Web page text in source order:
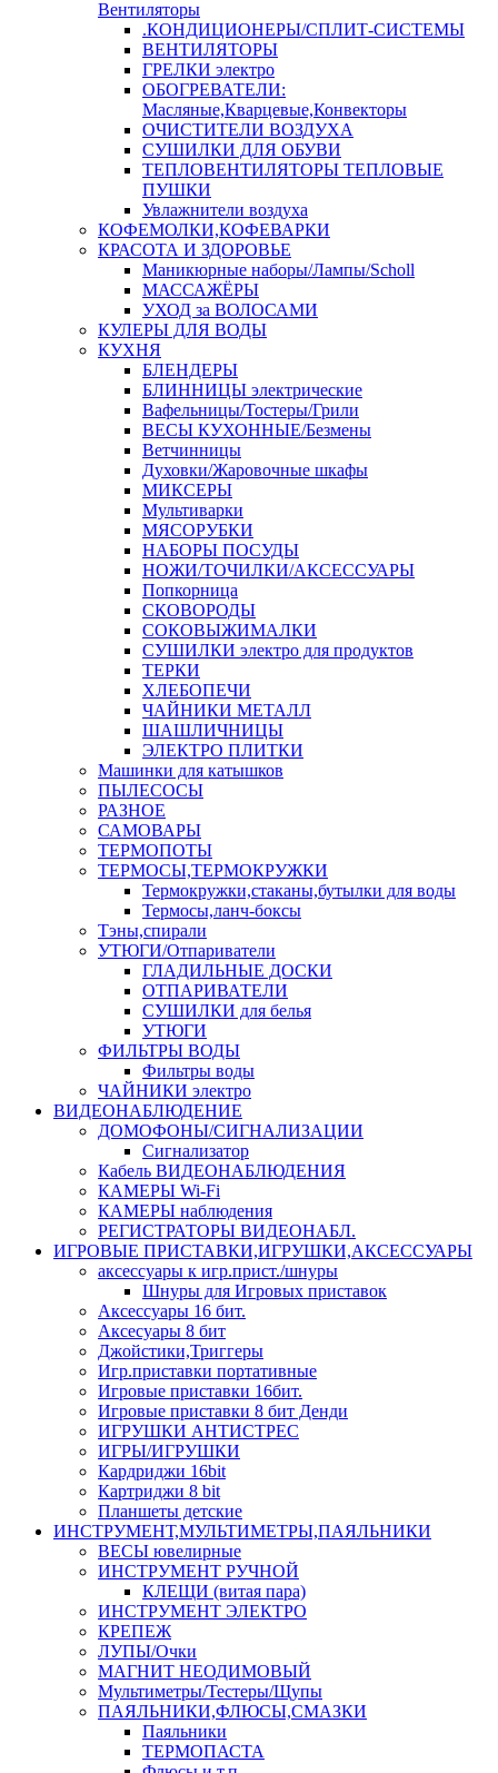
Вентиляторы
.КОНДИЦИОНЕРЫ/СПЛИТ-СИСТЕМЫ
ВЕНТИЛЯТОРЫ
ГРЕЛКИ электро
ОБОГРЕВАТЕЛИ:
Масляные,Кварцевые,Конвекторы
ОЧИСТИТЕЛИ ВОЗДУХА
СУШИЛКИ ДЛЯ ОБУВИ
ТЕПЛОВЕНТИЛЯТОРЫ ТЕПЛОВЫЕ
ПУШКИ
Увлажнители воздуха
КОФЕМОЛКИ,КОФЕВАРКИ
КРАСОТА И ЗДОРОВЬЕ
Маникюрные наборы/Лампы/Scholl
МАССАЖЁРЫ
УХОД за ВОЛОСАМИ
КУЛЕРЫ ДЛЯ ВОДЫ
КУХНЯ
БЛЕНДЕРЫ
БЛИННИЦЫ электрические
Вафельницы/Тостеры/Грили
ВЕСЫ КУХОННЫЕ/Безмены
Ветчинницы
Духовки/Жаровочные шкафы
МИКСЕРЫ
Мультиварки
МЯСОРУБКИ
НАБОРЫ ПОСУДЫ
НОЖИ/ТОЧИЛКИ/АКСЕССУАРЫ
Попкорница
СКОВОРОДЫ
СОКОВЫЖИМАЛКИ
СУШИЛКИ электро для продуктов
ТЕРКИ
ХЛЕБОПЕЧИ
ЧАЙНИКИ МЕТАЛЛ
ШАШЛИЧНИЦЫ
ЭЛЕКТРО ПЛИТКИ
Машинки для катышков
ПЫЛЕСОСЫ
РАЗНОЕ
САМОВАРЫ
ТЕРМОПОТЫ
ТЕРМОСЫ,ТЕРМОКРУЖКИ
Термокружки,стаканы,бутылки для воды
Термосы,ланч-боксы
Тэны,спирали
УТЮГИ/Отпариватели
ГЛАДИЛЬНЫЕ ДОСКИ
ОТПАРИВАТЕЛИ
СУШИЛКИ для белья
УТЮГИ
ФИЛЬТРЫ ВОДЫ
Фильтры воды
ЧАЙНИКИ электро
ВИДЕОНАБЛЮДЕНИЕ
ДОМОФОНЫ/СИГНАЛИЗАЦИИ
Сигнализатор
Кабель ВИДЕОНАБЛЮДЕНИЯ
КАМЕРЫ Wi-Fi
КАМЕРЫ наблюдения
РЕГИСТРАТОРЫ ВИДЕОНАБЛ.
ИГРОВЫЕ ПРИСТАВКИ,ИГРУШКИ,АКСЕССУАРЫ
аксесcуары к игр.прист./шнуры
Шнуры для Игровых приставок
Аксессуары 16 бит.
Аксесуары 8 бит
Джойстики,Триггеры
Игр.приставки портативные
Игровые приставки 16бит.
Игровые приставки 8 бит Денди
ИГРУШКИ АНТИСТРЕС
ИГРЫ/ИГРУШКИ
Кардриджи 16bit
Картриджи 8 bit
Планшеты детские
ИНСТРУМЕНТ,МУЛЬТИМЕТРЫ,ПАЯЛЬНИКИ
ВЕСЫ ювелирные
ИНСТРУМЕНТ РУЧНОЙ
КЛЕЩИ (витая пара)
ИНСТРУМЕНТ ЭЛЕКТРО
КРЕПЕЖ
ЛУПЫ/Очки
МАГНИТ НЕОДИМОВЫЙ
Мультиметры/Тестеры/Щупы
ПАЯЛЬНИКИ,ФЛЮСЫ,СМАЗКИ
Паяльники
ТЕРМОПАСТА